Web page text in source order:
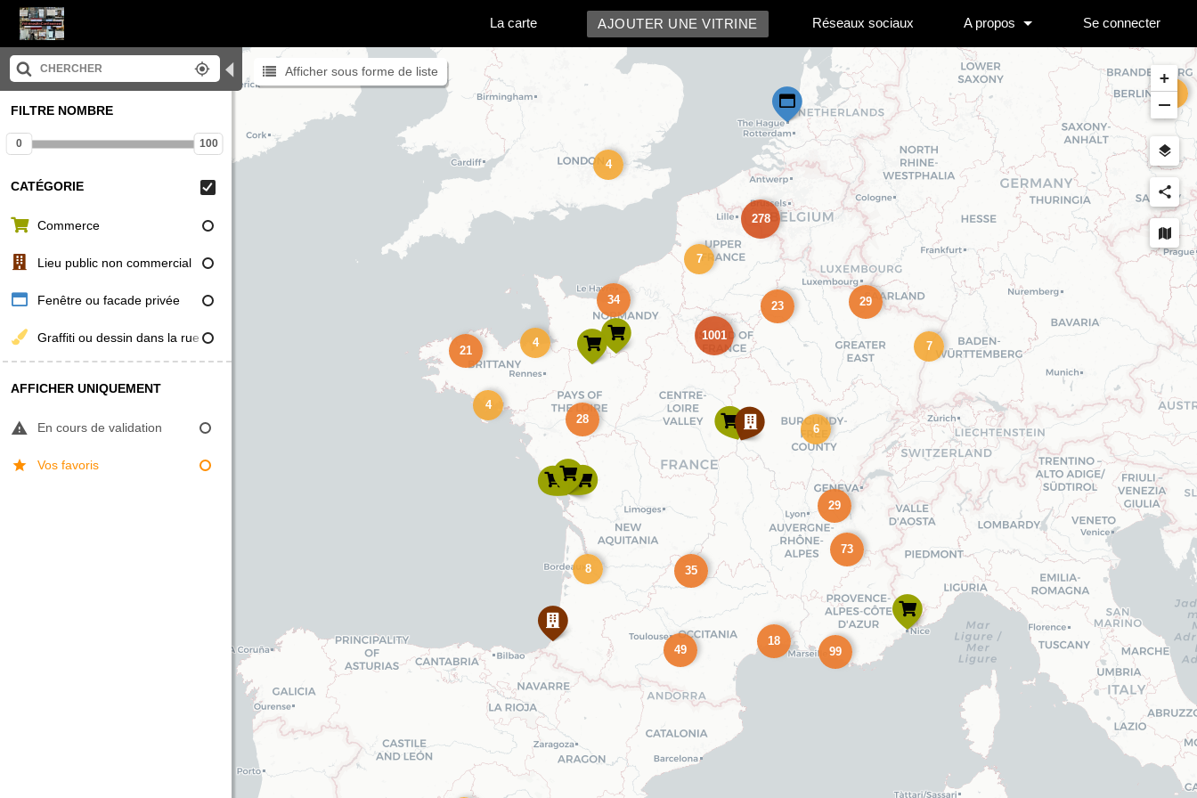
La carte AJOUTER UNE VITRINE Réseaux sociaux A propos Se connecter
◀
FILTRE NOMBRE
0 100
CATÉGORIE
Commerce
Lieu public non commercial
Fenêtre ou facade privée
Graffiti ou dessin dans la rue
AFFICHER UNIQUEMENT
En cours de validation
Vos favoris
Afficher sous forme de liste
5
8
99
18
35
49
4
7
29
278
73
29
6
4
4
28
21
23
7
34
1001
+
−